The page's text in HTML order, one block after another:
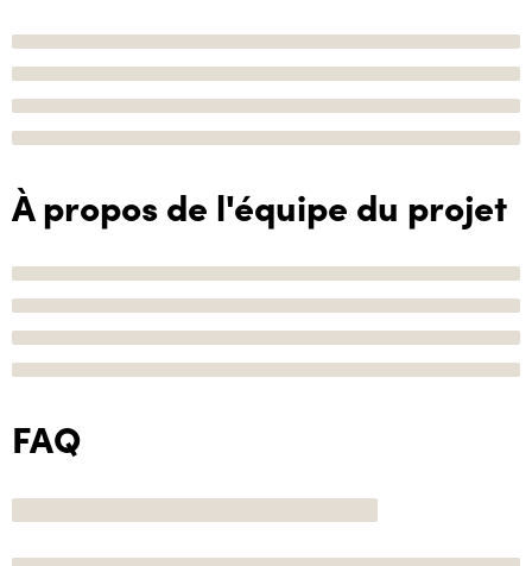
À propos de l'équipe du projet
FAQ